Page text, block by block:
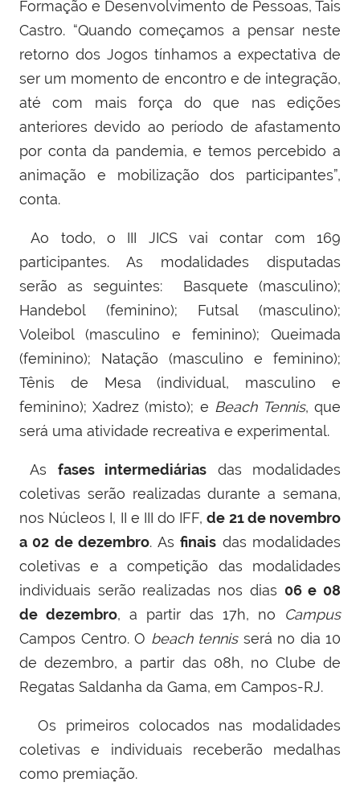
Formação e Desenvolvimento de Pessoas, Tais
Castro. “Quando começamos a pensar neste
retorno dos Jogos tínhamos a expectativa de
ser um momento de encontro e de integração,
até com mais força do que nas edições
anteriores devido ao período de afastamento
por conta da pandemia, e temos percebido a
animação e mobilização dos participantes”,
conta.
Ao todo, o III JICS vai contar com 169
participantes. As modalidades disputadas
serão as seguintes: Basquete (masculino);
Handebol (feminino); Futsal (masculino);
Voleibol (masculino e feminino); Queimada
(feminino); Natação (masculino e feminino);
Tênis de Mesa (individual, masculino e
feminino); Xadrez (misto); e Beach Tennis, que
será uma atividade recreativa e experimental.
As fases intermediárias das modalidades
coletivas serão realizadas durante a semana,
nos Núcleos I, II e III do IFF,de 21 de novembro
a 02 de dezembro. Asfinais das modalidades
coletivas e a competição das modalidades
individuais serão realizadas nos dias 06 e 08
de dezembro, a partir das 17h, no Campus
Campos Centro. O beach tennisserá no dia 10
de dezembro, a partir das 08h, no Clube de
Regatas Saldanha da Gama, em Campos-RJ.
Os primeiros colocados nas modalidades
coletivas e individuais receberão medalhas
como premiação.